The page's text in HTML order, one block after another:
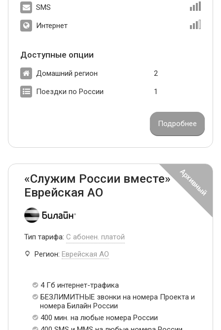
SMS
Интернет
Доступные опции
Домашний регион 2
Поездки по России 1
Подробнее
«Служим России вместе»
Еврейская АО
Тип тарифа: С абонен. платой
Регион: Еврейская АО
4 Гб интернет-трафика
БЕЗЛИМИТНЫЕ звонки на номера Проекта и
номера Билайн России
400 мин. на любые номера России